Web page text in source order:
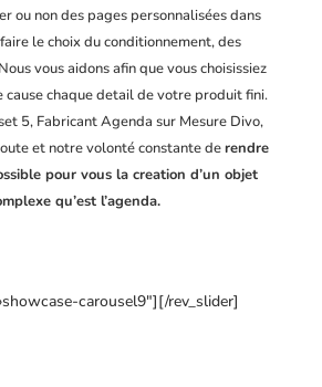
ou non des pages personnalisées dans
le choix du conditionnement, des
vous aidons afin que vous choisissiez
cause chaque detail de votre produit fini.
5, Fabricant Agenda sur Mesure Divo,
et notre volonté constante derendre
pour vous la creation d’un objet
qu’est l’agenda.
carousel9″][/rev_slider]